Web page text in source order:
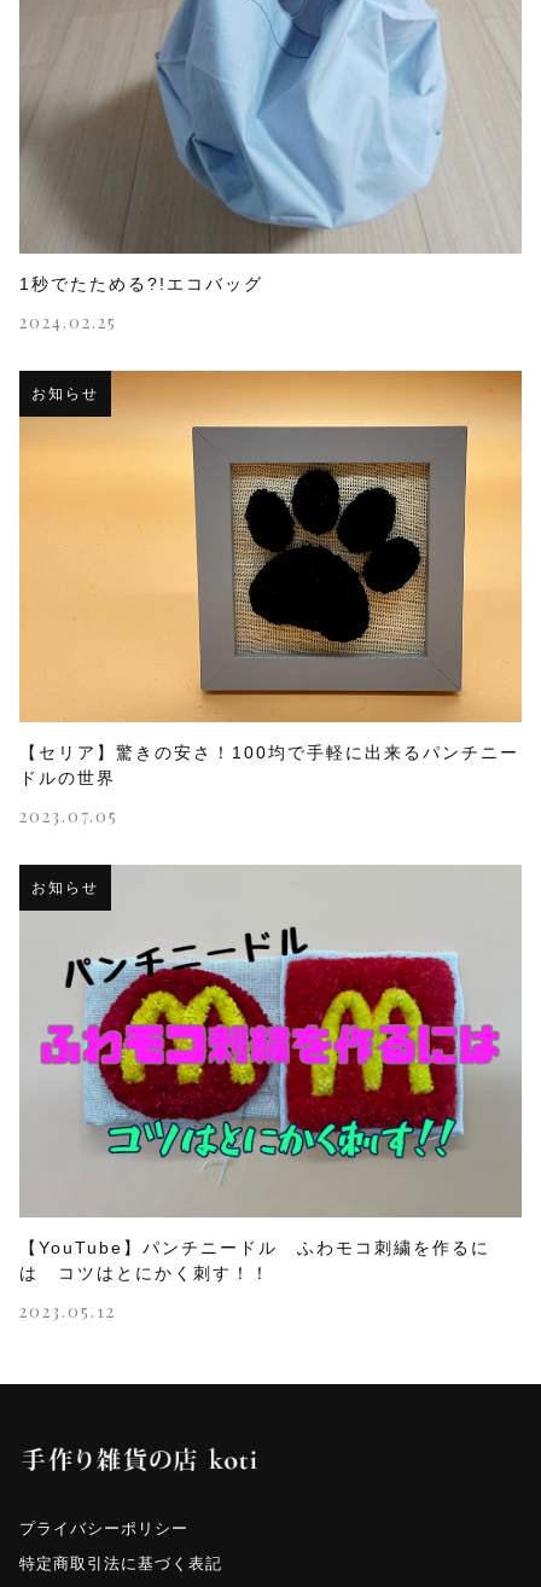
1秒でたためる?!エコバッグ
2024.02.25
お知らせ
【セリア】驚きの安さ！100均で手軽に出来るパンチニー
ドルの世界
2023.07.05
お知らせ
【YouTube】パンチニードル ふわモコ刺繍を作るに
は コツはとにかく刺す！！
2023.05.12
プライバシーポリシー
特定商取引法に基づく表記